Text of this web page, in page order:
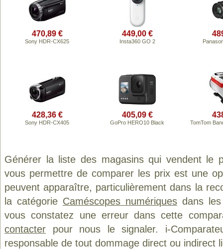
470,89 €
Sony HDR-CX625
449,00 €
Insta360 GO 2
428,36 €
Sony HDR-CX405
405,09 €
GoPro HERO10 Black TomTom
Générer la liste des magasins qui vendent le
vous permettre de comparer les prix est une
peuvent apparaître, particulièrement dans la
la catégorie Caméscopes numériquesdans les
vous constatez une erreur dans cette
contacter pour nous le signaler. i-
responsable de tout dommage direct ou indirect